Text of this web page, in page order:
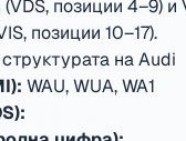
позиции 4–9) и
позиции 10–17).
на Audi
WAU, WUA, WA1